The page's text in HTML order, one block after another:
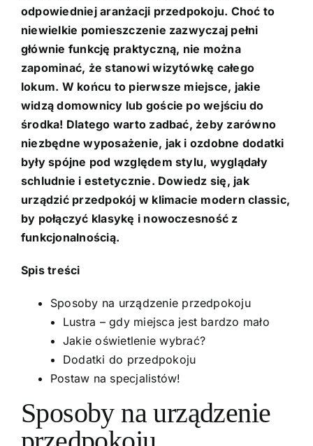
odpowiedniej aranżacji przedpokoju. Choć to
niewielkie pomieszczenie zazwyczaj pełni
głównie funkcję praktyczną, nie można
zapominać, że stanowi wizytówkę całego
lokum. W końcu to pierwsze miejsce, jakie
widzą domownicy lub goście po wejściu do
środka! Dlatego warto zadbać, żeby zarówno
niezbędne wyposażenie, jak i ozdobne dodatki
były spójne pod względem stylu, wyglądały
schludnie i estetycznie. Dowiedz się, jak
urządzić przedpokój w klimacie modern classic,
by połączyć klasykę i nowoczesność z
funkcjonalnością.
Spis treści
Sposoby na urządzenie przedpokoju
Lustra – gdy miejsca jest bardzo mało
Jakie oświetlenie wybrać?
Dodatki do przedpokoju
Postaw na specjalistów!
Sposoby na urządzenie